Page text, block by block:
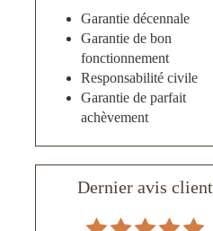
Garantie décennale
Garantie de bon
fonctionnement
Responsabilité civile
Garantie de parfait
achèvement
Dernier avis client